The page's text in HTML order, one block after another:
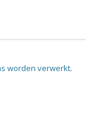
worden verwerkt.